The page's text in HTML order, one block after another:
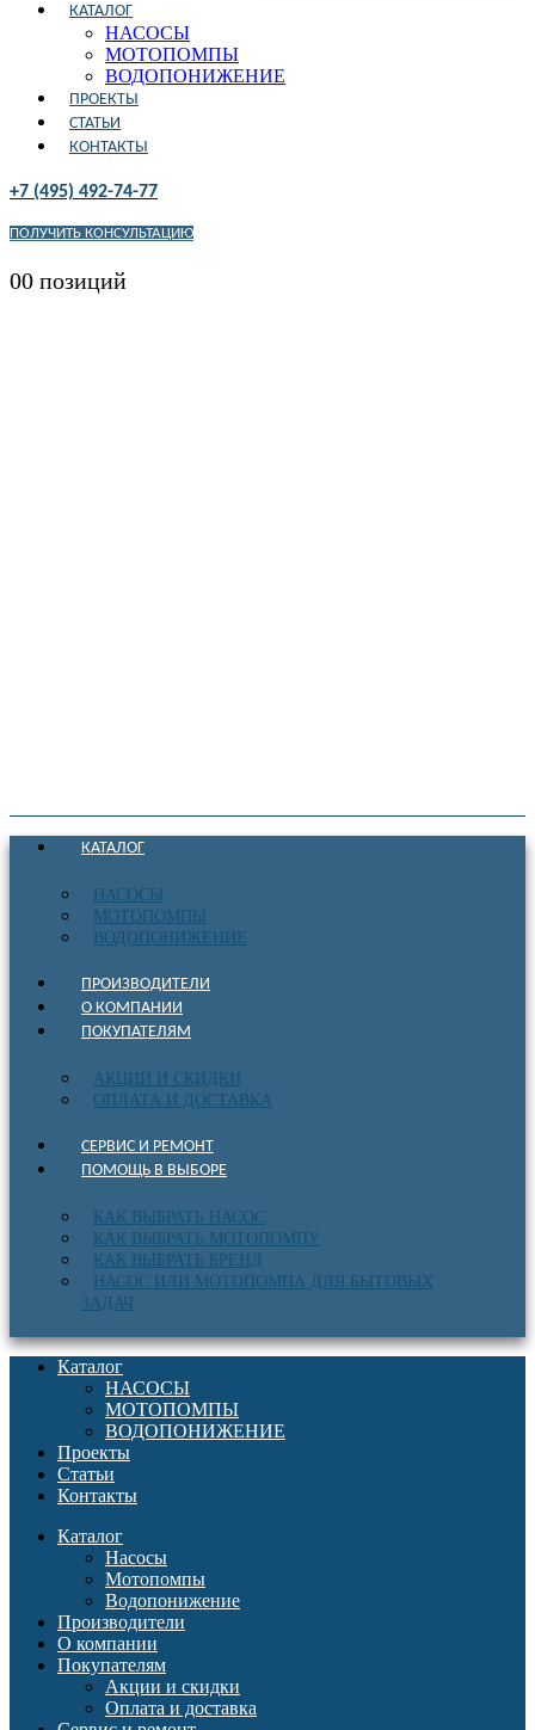
КАТАЛОГ
НАСОСЫ
МОТОПОМПЫ
ВОДОПОНИЖЕНИЕ
ПРОЕКТЫ
СТАТЬИ
КОНТАКТЫ
+7 (495) 492-74-77
ПОЛУЧИТЬ КОНСУЛЬТАЦИЮ
00 позиций
КАТАЛОГ
НАСОСЫ
МОТОПОМПЫ
ВОДОПОНИЖЕНИЕ
ПРОИЗВОДИТЕЛИ
О КОМПАНИИ
ПОКУПАТЕЛЯМ
АКЦИИ И СКИДКИ
ОПЛАТА И ДОСТАВКА
СЕРВИС И РЕМОНТ
ПОМОЩЬ В ВЫБОРЕ
КАК ВЫБРАТЬ НАСОС
КАК ВЫБРАТЬ МОТОПОМПУ
КАК ВЫБРАТЬ БРЕНД
НАСОС ИЛИ МОТОПОМПА ДЛЯ БЫТОВЫХ
ЗАДАЧ
Каталог
НАСОСЫ
МОТОПОМПЫ
ВОДОПОНИЖЕНИЕ
Проекты
Статьи
Контакты
Каталог
Насосы
Мотопомпы
Водопонижение
Производители
О компании
Покупателям
Акции и скидки
Оплата и доставка